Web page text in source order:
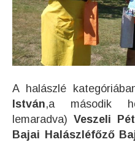
A halászlé
István,a második
lemaradva)Veszeli
Bajai Halászléfőző